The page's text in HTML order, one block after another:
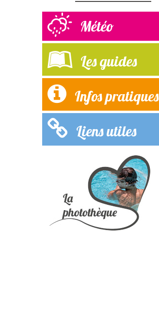
Météo
Les guides
Infos pratiques
Liens utiles